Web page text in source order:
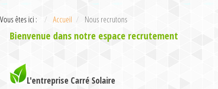
Vous êtes ici : Accueil Nous recrutons
Bienvenue dans notre espace recrutement
L'entreprise Carré Solaire